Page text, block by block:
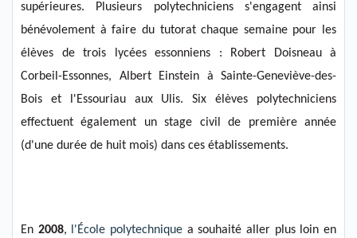
supérieures.
Plusieurs polytechniciens s'engagent ainsi
bénévolement à faire du tutorat chaque semaine pour les
élèves detrois lycées essonniens : Robert Doisneau à
Corbeil-Essonnes, Albert Einstein à Sainte-Geneviève-des-
Bois et l'Essouriau aux Ulis.
Six élèves polytechniciens
effectuent également unstage civil
de première année
(d'une durée de huit mois) dans ces établissements.
En 2008, l'École polytechnique a souhaité aller plus loin en